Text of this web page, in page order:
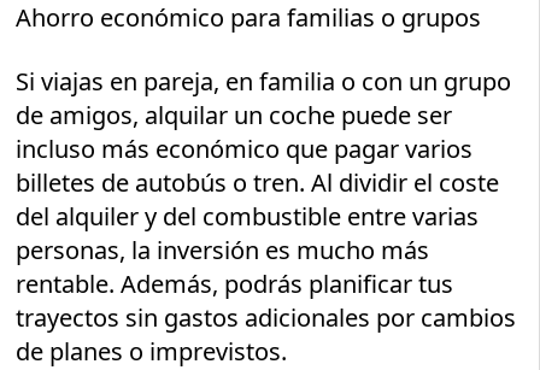
Ahorro económico para familias o grupos
Si viajas en pareja, en familia o con un grupo
de amigos, alquilar un coche puede ser
incluso más económico que pagar varios
billetes de autobús o tren. Al dividir el coste
del alquiler y del combustible entre varias
personas, la inversión es mucho más
rentable. Además, podrás planificar tus
trayectos sin gastos adicionales por cambios
de planes o imprevistos.